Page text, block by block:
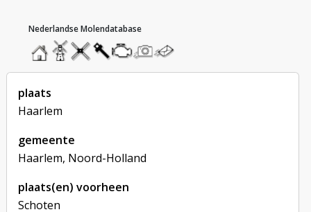
homemolendatabase
roedendatabase
assendatabase
motorendatabase
stuur
een
foto
stuur
een
bericht
plaats
Haarlem
gemeente
Haarlem, Noord-Holland
plaats(en) voorheen
Schoten